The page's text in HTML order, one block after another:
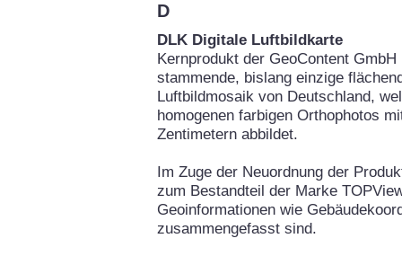
D
DLK Digitale Luftbildkarte
Kernprodukt der GeoContent
stammende, bislang einzige
Luftbildmosaik von Deutschland,
homogenen farbigen Orthophotos
Zentimetern abbildet.
Im Zuge der Neuordnung der
zum Bestandteil der Marke
Geoinformationen wie
zusammengefasst sind.